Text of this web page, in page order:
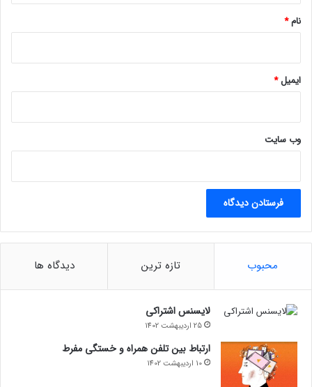
نام*
ایمیل*
وب‌ سایت
محبوب تازه ترین دیدگاه ها
لایسنس اشتراکی
25 اردیبهشت 1402
ارتباط بین تلفن همراه و خستگی مفرط
10 اردیبهشت 1402